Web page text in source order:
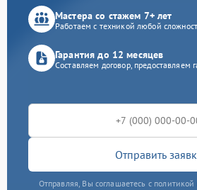
Мастера со стажем 7+ лет
Работаем с техникой любой
Гарантия до 12 месяцев
Составляем договор, предоставляем
Отправить
Отправляя, Вы соглашаетесь с